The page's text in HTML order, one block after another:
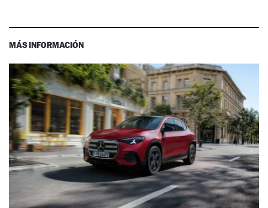
MÁS INFORMACIÓN